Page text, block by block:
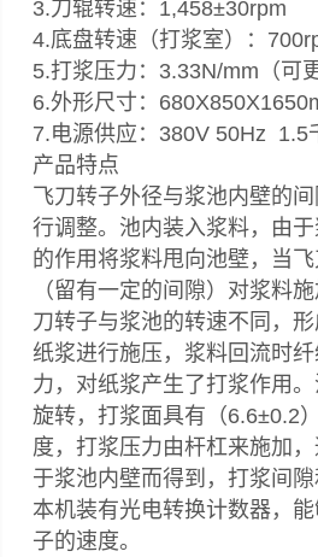
3.刀辊转速：1,458±30rpm
4.底盘转速（打浆室）：
5.打浆压力：3.33N/mm（可
6.外形尺寸：
7.电源供应：380V 50Hz 1.5
产品特点
飞刀转子外径与浆池内壁的
行调整。池内装入浆料，由
的作用将浆料甩向池壁，当
（留有一定的间隙）对浆料
刀转子与浆池的转速不同，
纸浆进行施压，浆料回流时
力，对纸浆产生了打浆作用
旋转，打浆面具有（6.6±0.2
度，打浆压力由杆杠来施加
于浆池内壁而得到，打浆间隙
本机装有光电转换计数器，
子的速度。